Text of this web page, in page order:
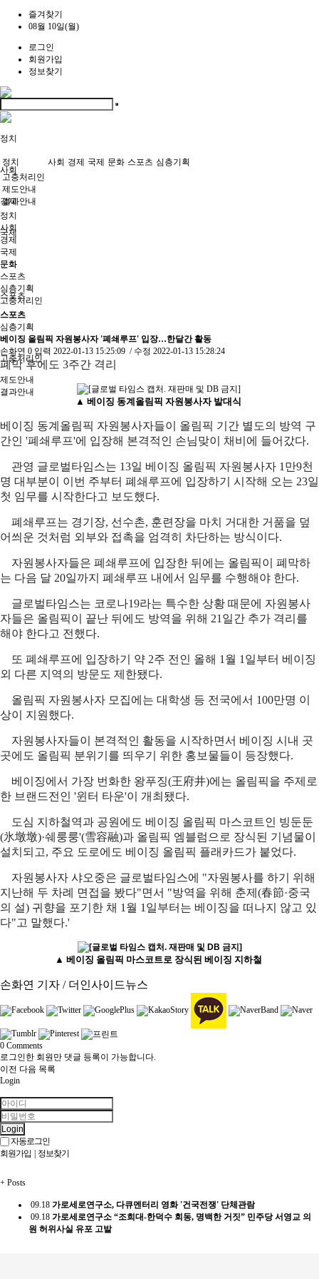
즐겨찾기
08월 10일(월)
로그인
회원가입
정보찾기
정치
사회
경제
국제
문화
스포츠
심층기획
고충처리인
제도안내
결과안내
정치 사회 경제 국제 문화 스포츠 심층기획
고충처리인
제도안내
결과안내
정치
사회
경제
국제
문화
스포츠
심층기획
고충처리인
스포츠
베이징 올림픽 자원봉사자 '폐쇄루프' 입장…한달간 활동
손화연 0 입력 2022-01-13 15:25:09 / 수정 2022-01-13 15:28:24
폐막 후에도 3주간 격리
▲ 베이징 동계올림픽 자원봉사자 발대식
베이징 동계올림픽 자원봉사자들이 올림픽 기간 별도의 방역 구
간인 '폐쇄루프'에 입장해 본격적인 손님맞이 채비에 들어갔다.
관영 글로벌타임스는 13일 베이징 올림픽 자원봉사자 1만9천
명 대부분이 이번 주부터 폐쇄루프에 입장하기 시작해 오는 23일
첫 임무를 시작한다고 보도했다.
폐쇄루프는 경기장, 선수촌, 훈련장을 마치 거대한 거품을 덮
어씌운 것처럼 외부와 접촉을 엄격히 차단하는 방식이다.
자원봉사자들은 폐쇄루프에 입장한 뒤에는 올림픽이 폐막하
는 다음 달 20일까지 폐쇄루프 내에서 임무를 수행해야 한다.
글로벌타임스는 코로나19라는 특수한 상황 때문에 자원봉사
자들은 올림픽이 끝난 뒤에도 방역을 위해 21일간 추가 격리를
해야 한다고 전했다.
또 폐쇄루프에 입장하기 약 2주 전인 올해 1월 1일부터 베이징
외 다른 지역의 방문도 제한됐다.
올림픽 자원봉사자 모집에는 대학생 등 전국에서 100만명 이
상이 지원했다.
자원봉사자들이 본격적인 활동을 시작하면서 베이징 시내 곳
곳에도 올림픽 분위기를 띄우기 위한 홍보물들이 등장했다.
베이징에서 가장 번화한 왕푸징(王府井)에는 올림픽을 주제로
한 브랜드전인 '윈터 타운'이 개최됐다.
도심 지하철역과 공원에도 베이징 올림픽 마스코트인 빙둔둔
(氷墩墩)·쉐룽룽'(雪容融)과 올림픽 엠블럼으로 장식된 기념물이
설치되고, 주요 도로에도 베이징 올림픽 플래카드가 붙었다.
자원봉사자 샤오중은 글로벌타임스에 "자원봉사를 하기 위해
지난해 두 차례 면접을 봤다"면서 "방역을 위해 춘제(春節·중국
의 설) 귀향을 포기한 채 1월 1일부터는 베이징을 떠나지 않고 있
다"고 말했다.'
▲ 베이징 올림픽 마스코트로 장식된 베이징 지하철
​손화연 기자 / 더인사이드뉴스
0 Comments
로그인한 회원만 댓글 등록이 가능합니다.
이전 다음 목록
Login
Login
자동로그인
회원가입 | 정보찾기
+ Posts
09.18 가로세로연구소, 다큐멘터리 영화 '건국전쟁' 단체관람
09.18 가로세로연구소 “조희대-한덕수 회동, 명백한 거짓” 민주당 서영교 의
원 허위사실 유포 고발